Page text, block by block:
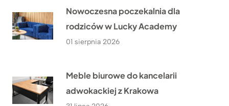
Nowoczesna poczekalnia dla
rodziców w Lucky Academy
01 sierpnia 2026
Meble biurowe do kancelarii
adwokackiej z Krakowa